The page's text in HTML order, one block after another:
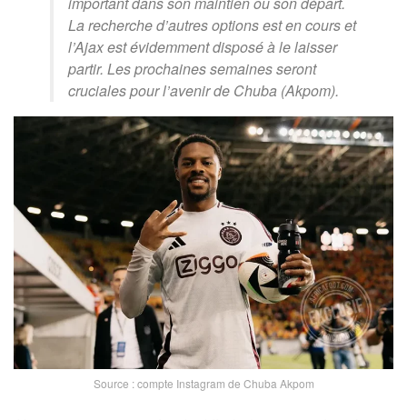
La recherche d’autres options est en cours et
l’Ajax est évidemment disposé à le laisser
partir. Les prochaines semaines seront
cruciales pour l’avenir de Chuba (Akpom).
Source : compte Instagram de Chuba Akpom